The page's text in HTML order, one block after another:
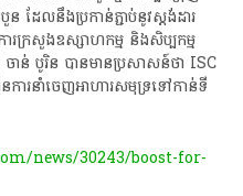
ែលនឹងប្រកាន់ភ្ជាប់នូវស្តង់ដារ
ារក្រសួងឧស្សាហកម្ម និងសិប្បកម្ម
ន់ បូរិន បានមានប្រសាសន៍ថា ISC
ការនាំចេញអាហារសមុទ្រទៅកាន់ទី
news/30243/boost-for-